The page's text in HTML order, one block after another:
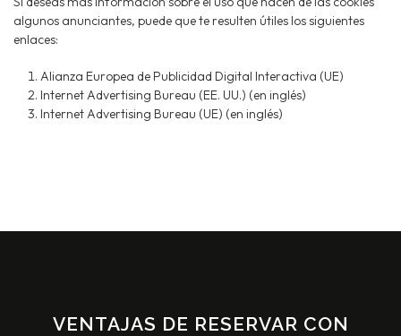
algunos anunciantes, puede que te resulten útiles los siguientes
enlaces:
Alianza Europea de Publicidad Digital Interactiva (UE)
Internet Advertising Bureau (EE. UU.) (en inglés)
Internet Advertising Bureau (UE) (en inglés)
VENTAJAS DE RESERVAR CON